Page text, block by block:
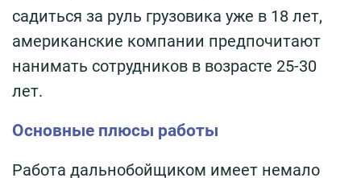
садиться за руль грузовика уже в 18 лет,
американские компании предпочитают
нанимать сотрудников в возрасте 25-30
лет.
Основные плюсы работы
Работа дальнобойщиком имеет немало